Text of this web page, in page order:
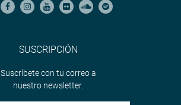
SUSCRIPCIÓN
Suscríbete con tu correo a
nuestro newsletter.